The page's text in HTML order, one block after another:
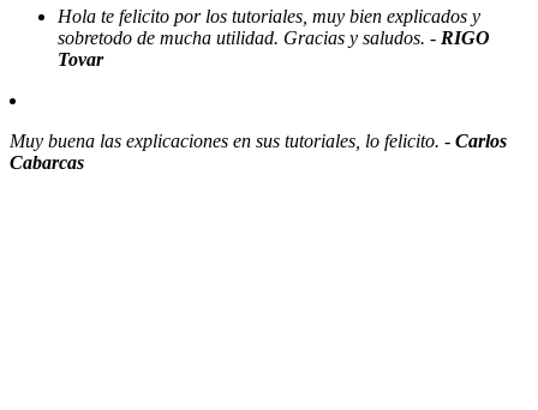
Hola te felicito por los tutoriales, muy bien explicados y
sobretodo de mucha utilidad. Gracias y saludos. - RIGO
Tovar
Muy buena las explicaciones en sus tutoriales, lo felicito. - Carlos
Cabarcas